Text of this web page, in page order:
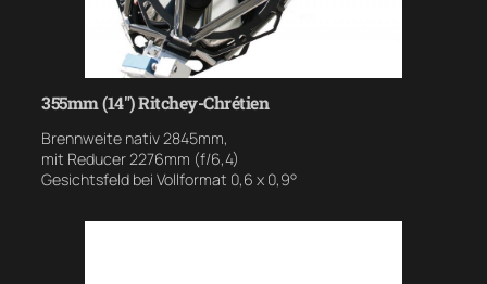
355mm (14″) Ritchey-Chrétien
Brennweite nativ 2845mm,
mit Reducer 2276mm (f/6,4)
Gesichtsfeld bei Vollformat 0,6 x 0,9°